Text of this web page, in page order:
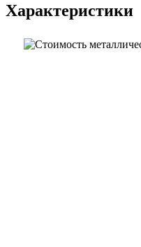
Характеристики